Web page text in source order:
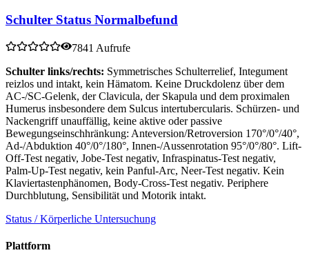
Schulter Status Normalbefund
7841 Aufrufe
Schulter links/rechts: Symmetrisches Schulterrelief, Integument
reizlos und intakt, kein Hämatom. Keine Druckdolenz über dem
AC-/SC-Gelenk, der Clavicula, der Skapula und dem proximalen
Humerus insbesondere dem Sulcus intertubercularis. Schürzen- und
Nackengriff unauffällig, keine aktive oder passive
Bewegungseinschhränkung: Anteversion/Retroversion 170°/0°/40°,
Ad-/Abduktion 40°/0°/180°, Innen-/Aussenrotation 95°/0°/80°. Lift-
Off-Test negativ, Jobe-Test negativ, Infraspinatus-Test negativ,
Palm-Up-Test negativ, kein Panful-Arc, Neer-Test negativ. Kein
Klaviertastenphänomen, Body-Cross-Test negativ. Periphere
Durchblutung, Sensibilität und Motorik intakt.
Status / Körperliche Untersuchung
Plattform